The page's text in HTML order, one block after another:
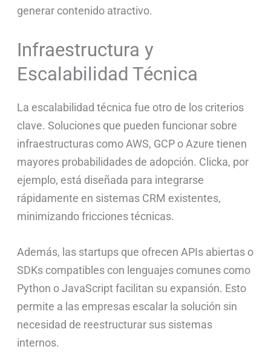
generar contenido atractivo.
Infraestructura y
Escalabilidad Técnica
La escalabilidad técnica fue otro de los criterios
clave. Soluciones que pueden funcionar sobre
infraestructuras como AWS, GCP o Azure tienen
mayores probabilidades de adopción. Clicka, por
ejemplo, está diseñada para integrarse
rápidamente en sistemas CRM existentes,
minimizando fricciones técnicas.
Además, las startups que ofrecen APIs abiertas o
SDKs compatibles con lenguajes comunes como
Python o JavaScript facilitan su expansión. Esto
permite a las empresas escalar la solución sin
necesidad de reestructurar sus sistemas
internos.